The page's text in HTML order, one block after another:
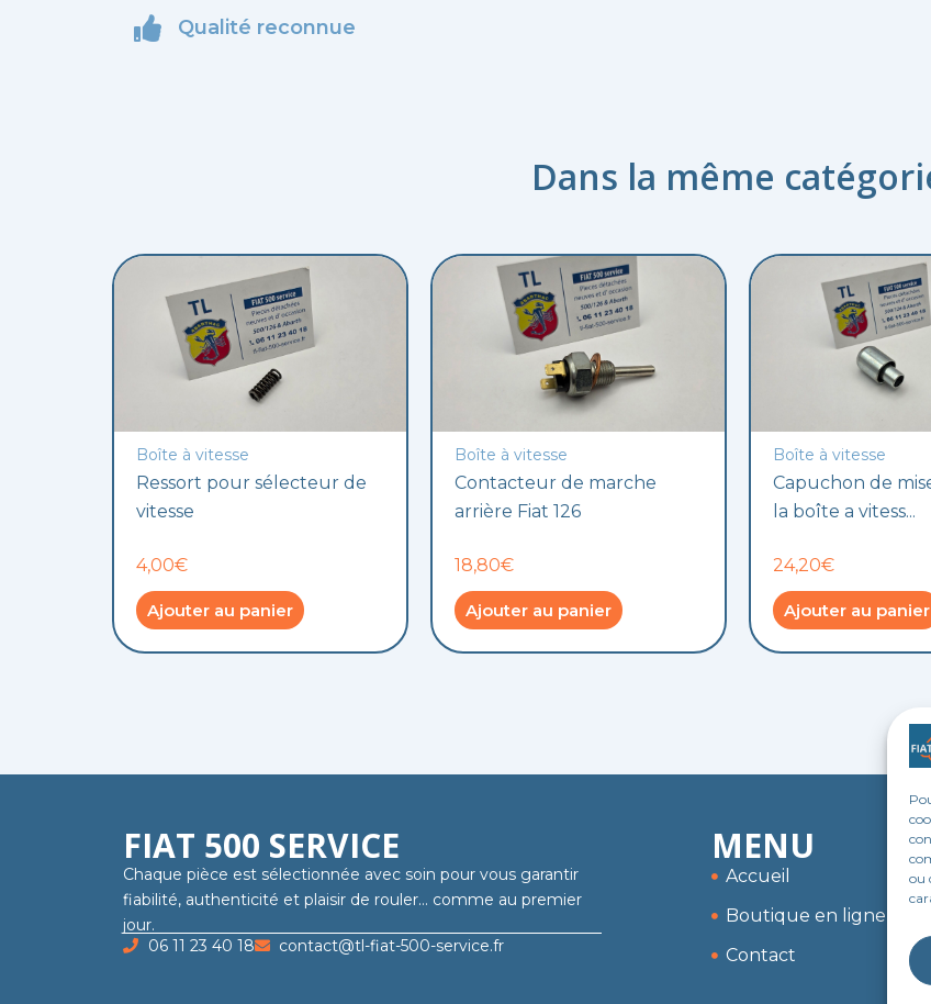
ou
Qualité reconnue
Dans la même
Boîte à vitesse
Ressort pour sélecteur de
vitesse
4,00€
Ajouter au panier
Boîte à vitesse
Contacteur de marche
arrière Fiat 126
18,80€
Ajouter au panier
Boîte à vitesse
Capuchon de
la boîte a vitess...
24,20€
Ajouter au panier
FIAT 500 SERVICE
Chaque pièce est sélectionnée avec soin pour vous garantir
fiabilité, authenticité et plaisir de rouler… comme au premier
jour.
06 11 23 40 18
contact@tl-fiat-500-service.fr
MENU
Accueil
Boutique en ligne
Contact